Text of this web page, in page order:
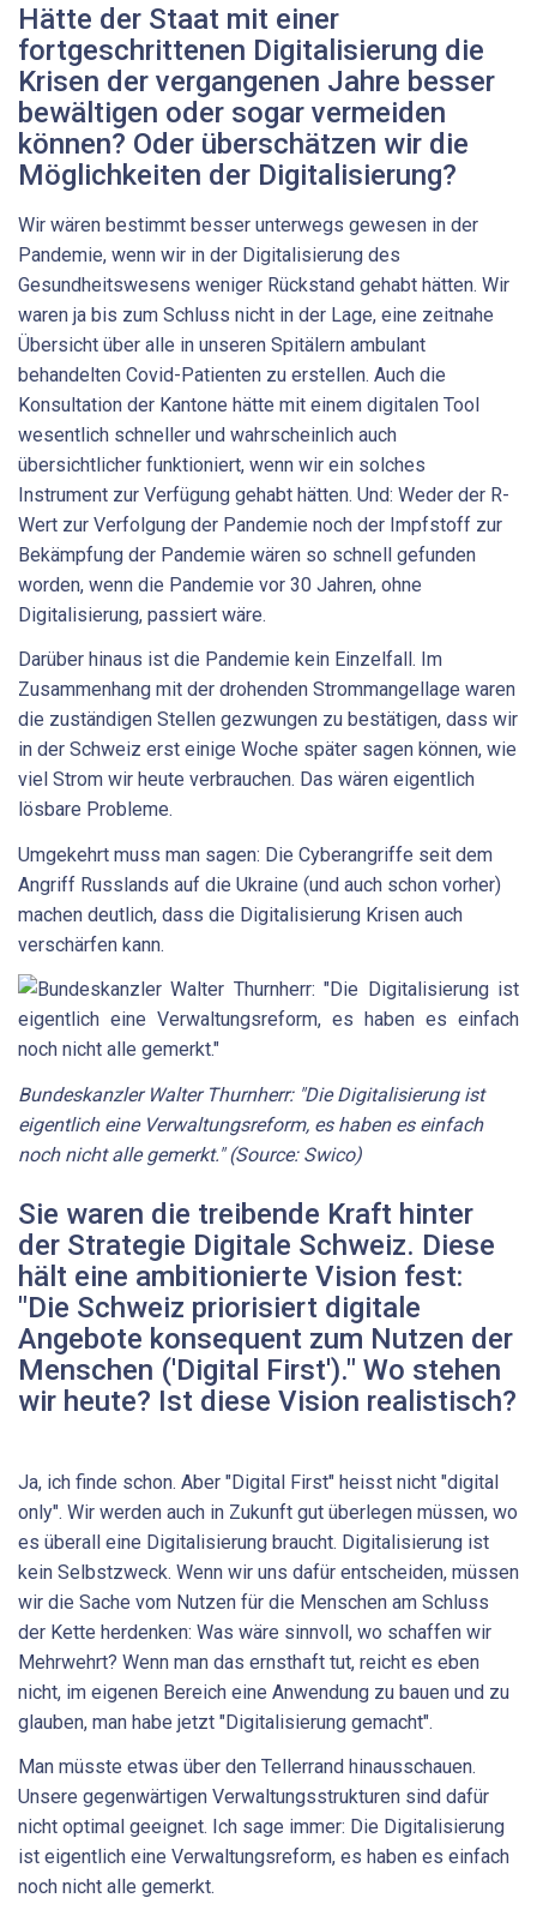
Hätte der Staat mit einer
fortgeschrittenen Digitalisierung die
Krisen der vergangenen Jahre besser
bewältigen oder sogar vermeiden
können? Oder überschätzen wir die
Möglichkeiten der Digitalisierung?
Wir wären bestimmt besser unterwegs gewesen in der
Pandemie, wenn wir in der Digitalisierung des
Gesundheitswesens weniger Rückstand gehabt hätten. Wir
waren ja bis zum Schluss nicht in der Lage, eine zeitnahe
Übersicht über alle in unseren Spitälern ambulant
behandelten Covid-Patienten zu erstellen. Auch die
Konsultation der Kantone hätte mit einem digitalen Tool
wesentlich schneller und wahrscheinlich auch
übersichtlicher funktioniert, wenn wir ein solches
Instrument zur Verfügung gehabt hätten. Und: Weder der R-
Wert zur Verfolgung der Pandemie noch der Impfstoff zur
Bekämpfung der Pandemie wären so schnell gefunden
worden, wenn die Pandemie vor 30 Jahren, ohne
Digitalisierung, passiert wäre.
Darüber hinaus ist die Pandemie kein Einzelfall. Im
Zusammenhang mit der drohenden Strommangellage waren
die zuständigen Stellen gezwungen zu bestätigen, dass wir
in der Schweiz erst einige Woche später sagen können, wie
viel Strom wir heute verbrauchen. Das wären eigentlich
lösbare Probleme.
Umgekehrt muss man sagen: Die Cyberangriffe seit dem
Angriff Russlands auf die Ukraine (und auch schon vorher)
machen deutlich, dass die Digitalisierung Krisen auch
verschärfen kann.
Bundeskanzler Walter Thurnherr: "Die Digitalisierung ist
eigentlich eine Verwaltungsreform, es haben es einfach
noch nicht alle gemerkt." (Source: Swico)
Sie waren die treibende Kraft hinter
der Strategie Digitale Schweiz. Diese
hält eine ambitionierte Vision fest:
"Die Schweiz priorisiert digitale
Angebote konsequent zum Nutzen der
Menschen ('Digital First')." Wo stehen
wir heute? Ist diese Vision realistisch?
Ja, ich finde schon. Aber "Digital First" heisst nicht "digital
only". Wir werden auch in Zukunft gut überlegen müssen, wo
es überall eine Digitalisierung braucht. Digitalisierung ist
kein Selbstzweck. Wenn wir uns dafür entscheiden, müssen
wir die Sache vom Nutzen für die Menschen am Schluss
der Kette herdenken: Was wäre sinnvoll, wo schaffen wir
Mehrwehrt? Wenn man das ernsthaft tut, reicht es eben
nicht, im eigenen Bereich eine Anwendung zu bauen und zu
glauben, man habe jetzt "Digitalisierung gemacht".
Man müsste etwas über den Tellerrand hinausschauen.
Unsere gegenwärtigen Verwaltungsstrukturen sind dafür
nicht optimal geeignet. Ich sage immer: Die Digitalisierung
ist eigentlich eine Verwaltungsreform, es haben es einfach
noch nicht alle gemerkt.